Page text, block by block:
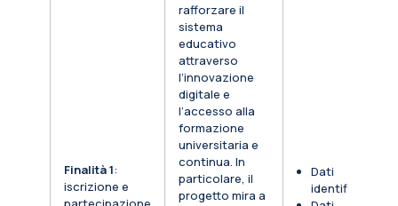
Finalità 1:
iscrizione e
rafforzare il
sistema
educativo
attraverso
l’innovazione
digitale e
l’accesso alla
formazione
universitaria e
continua. In
particolare, il
progetto mira a
Dati
identificativi